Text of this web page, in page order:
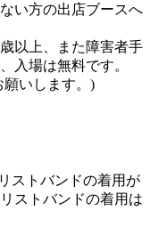
い方の出店ブースへ
以上、また障害者手
入場は無料です。
いします。)
ストバンドの着用が
ストバンドの着用は